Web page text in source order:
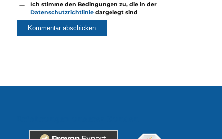
Ich stimme den Bedingungen zu, die in der
Datenschutzrichtlinie dargelegt sind